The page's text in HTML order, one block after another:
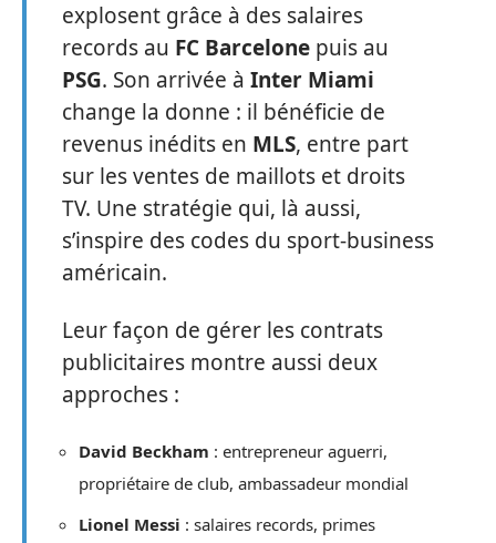
explosent grâce à des salaires
records au FC Barcelone puis au
PSG. Son arrivée à Inter Miami
change la donne : il bénéficie de
revenus inédits en MLS, entre part
sur les ventes de maillots et droits
TV. Une stratégie qui, là aussi,
s’inspire des codes du sport-business
américain.
Leur façon de gérer les contrats
publicitaires montre aussi deux
approches :
David Beckham : entrepreneur aguerri,
propriétaire de club, ambassadeur mondial
Lionel Messi : salaires records, primes